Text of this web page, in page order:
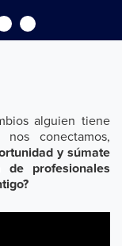
alguien tiene
conectamos,
y súmate
profesionales